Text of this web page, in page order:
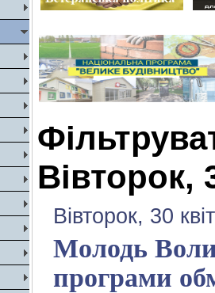
Вівторок,
Вівторок, 30
Молодь
програми